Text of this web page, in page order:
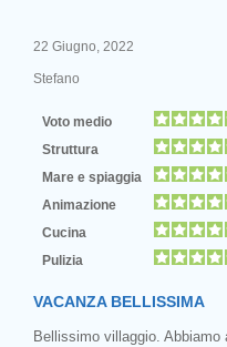
22 Giugno, 2022
Stefano
Voto medio
Struttura
Mare e spiaggia
Animazione
Cucina
Pulizia
VACANZA BELLISSIMA
Bellissimo villaggio.